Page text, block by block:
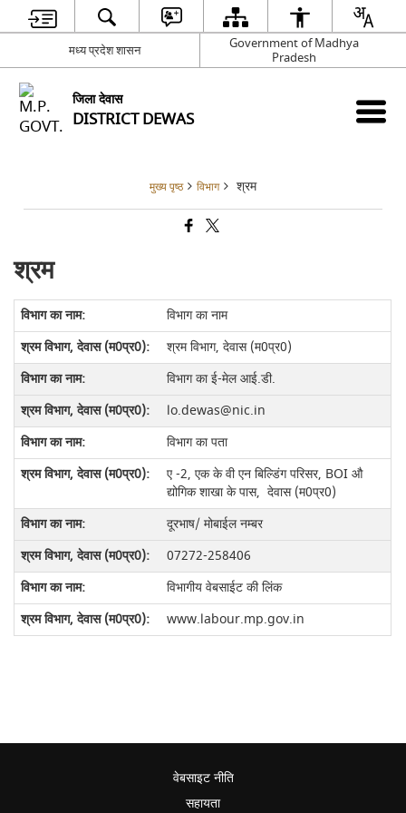
मध्य प्रदेश शासन
Government of Madhya
Pradesh
जिला देवास
DISTRICT DEWAS
मुख्य पृष्ठ विभाग श्रम
श्रम
विभाग का नाम
श्रमविभाग, देवास (म0प्र0)
विभाग का ई-मेल आई.डी.
lo.dewas@nic.in
विभाग का पता
ए -2, एक के वी एन बिल्डिंग परिसर, BOI औ
द्योगिक शाखा के पास, देवास (म0प्र0)
दूरभाष/ मोबाईल नम्‍बर
07272-258406
विभागीय वेबसाईट की लिंक
www.labour.mp.gov.in
वेबसाइट नीति
सहायता